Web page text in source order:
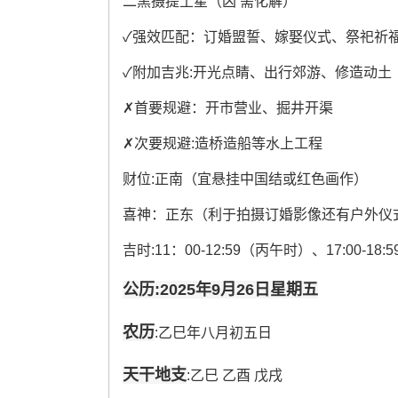
✓强效匹配：订婚盟誓、嫁娶仪式、祭祀祈
✓附加吉兆:开光点睛、出行郊游、修造动土
✗首要规避：开市营业、掘井开渠
✗次要规避:造桥造船等水上工程
财位:正南（宜悬挂中国结或红色画作）
喜神：正东（利于拍摄订婚影像还有户外仪
吉时:11：00-12:59（丙午时）、17:00-
公历:2025年9月26日星期五
农历:乙巳年八月初五日
天干地支:乙巳 乙酉 戊戌